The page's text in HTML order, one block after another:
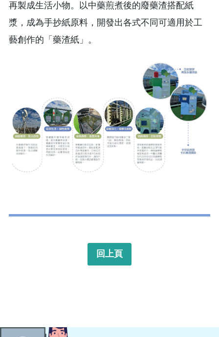
再製成生活小物。以中藥煎煮後的廢藥渣搭配紙
漿，成為手抄紙原料，開發出各式不同可適用於工
藝創作的「藥渣紙」。
回上頁